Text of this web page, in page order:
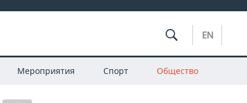
EN
Мероприятия Спорт Общество